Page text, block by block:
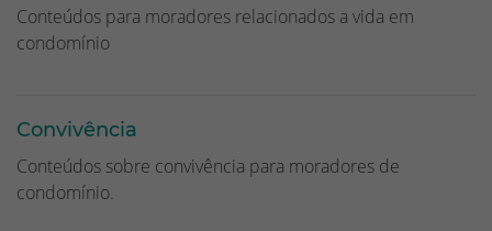
Conteúdos para moradores relacionados a vida em
condomínio
Convivência
Conteúdos sobre convivência para moradores de
condomínio.